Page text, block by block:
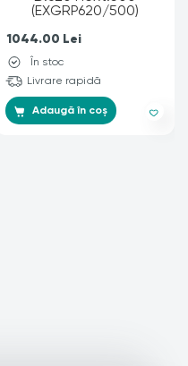
1044.00 Lei
În stoc
Livrare rapidă
Adaugă în coș